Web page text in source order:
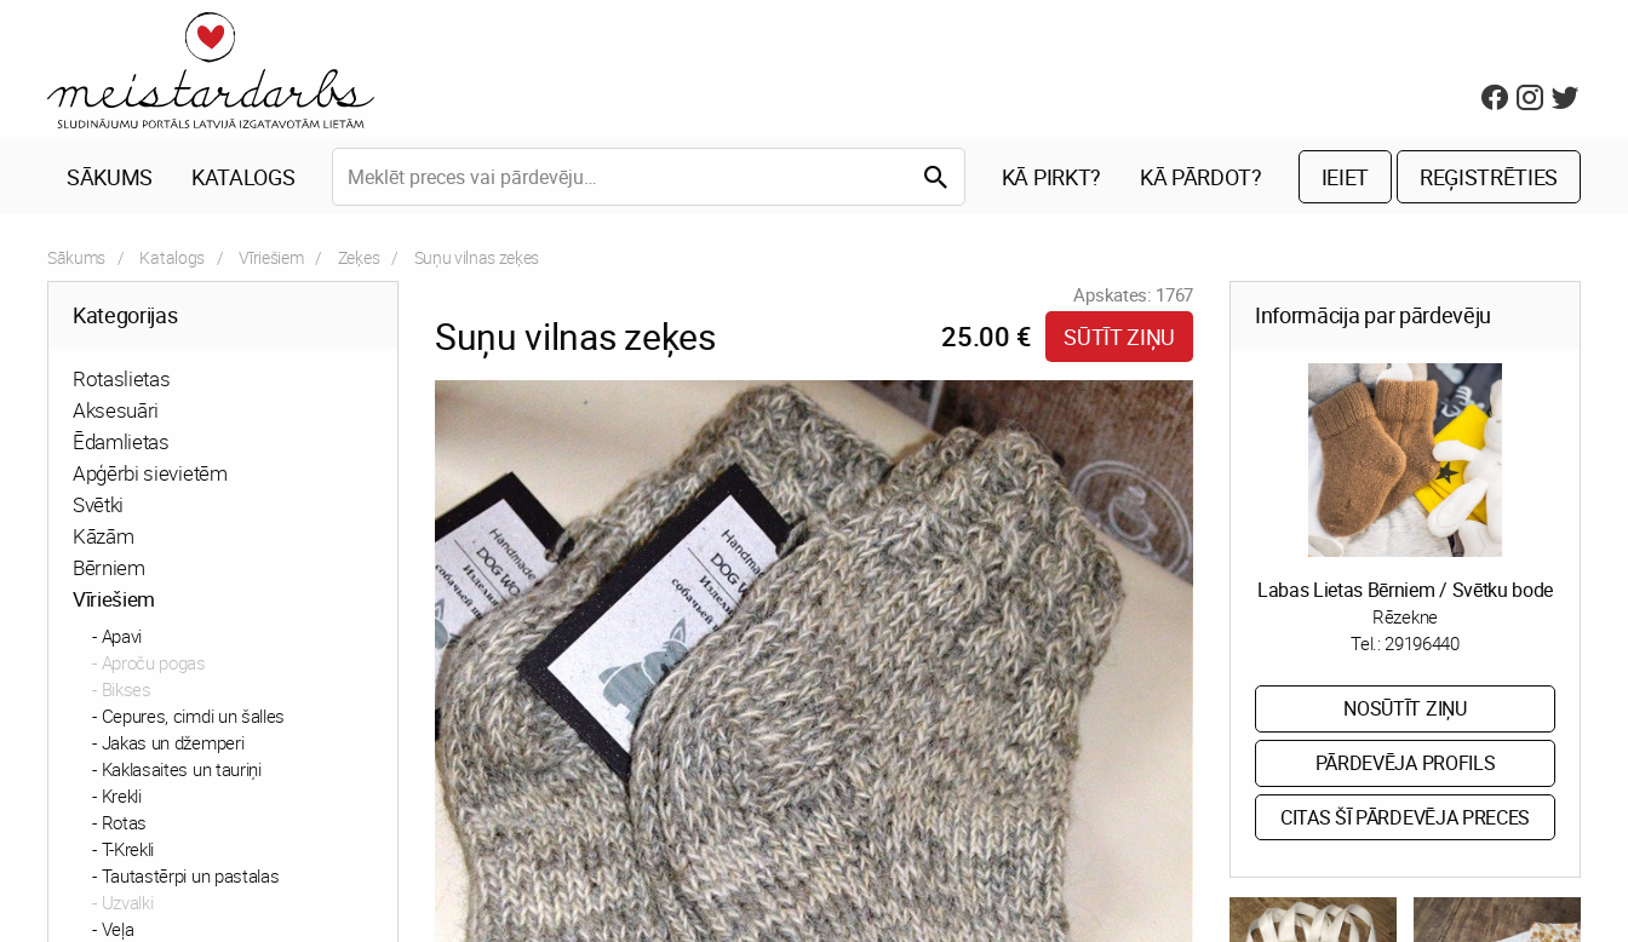
SĀKUMS KATALOGS KĀ PIRKT? KĀ PĀRDOT? IEIET REĢISTRĒTIES
Sākums Katalogs Vīriešiem Zeķes Current:
Suņu vilnas zeķes
Kategorijas
Rotaslietas
Aksesuāri
Ēdamlietas
Apģērbi sievietēm
Svētki
Kāzām
Bērniem
Vīriešiem
Apavi
Aproču pogas
Bikses
Cepures, cimdi un šalles
Jakas un džemperi
Kaklasaites un tauriņi
Krekli
Rotas
T-Krekli
Tautastērpi un pastalas
Uzvalki
Veļa
Apskates: 1767
Suņu vilnas zeķes 25.00 € SŪTĪT ZIŅU
Informācija par pārdevēju
Labas Lietas Bērniem / Svētku bode
Rēzekne
Tel.:29196440
NOSŪTĪT ZIŅU
PĀRDEVĒJA PROFILS
CITAS ŠĪ PĀRDEVĒJA PRECES